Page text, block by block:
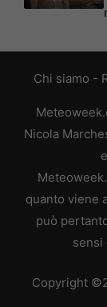
Chi siamo -
Nicola
quanto viene
può
sensi
Copyright